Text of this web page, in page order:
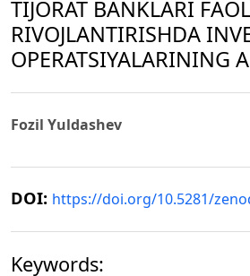
TIJORAT BANKLARI
RIVOJLANTIRISHDA
OPERATSIYALARINING
Fozil Yuldashev
DOI: https://doi.org/10.5281/
Keywords: